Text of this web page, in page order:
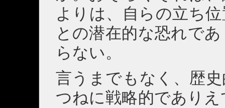
よりは、自らの立ち
との潜在的な恐れで
らない。
言うまでもなく、歴
つねに戦略的であり